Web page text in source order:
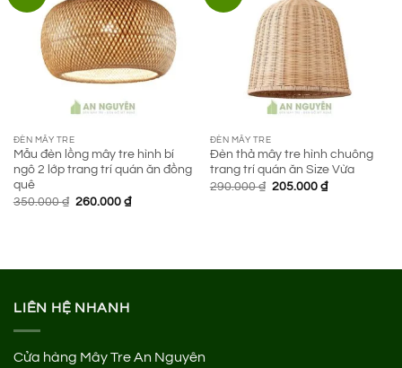
ĐÈN MÂY TRE
Mẫu đèn lồng mây tre hình bí
ngô 2 lớp trang trí quán ăn đồng
quê
350.000₫ Giá
260.000 ₫Giá
ĐÈN MÂY TRE
Đèn thả mây tre hình chuông
trang trí quán ăn Size Vừa
290.000₫ Giá
205.000 ₫Giá
LIÊN HỆ NHANH
Cửa hàng Mây Tre An Nguyên